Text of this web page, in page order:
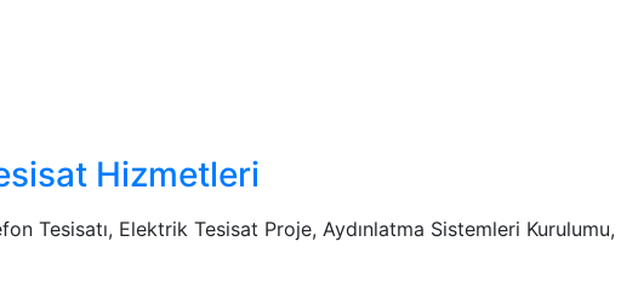
Hizmetleri
Tesisatı, Elektrik Tesisat Proje, Aydınlatma Sistemleri Kurulumu,